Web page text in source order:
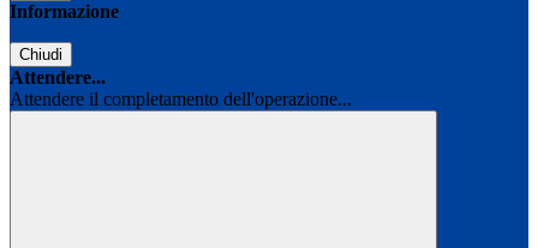
Informazione
Chiudi
Attendere...
Attendere il completamento dell'operazione...